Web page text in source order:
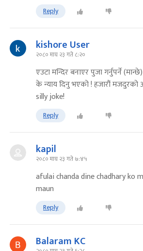
Reply
kishore User
२०८० माघ २३ गते ८:२०
एउटा मन्दिर बनाएर पुजा गर्नुपर्ने
के न्याय दिनु भएको ! हजारौं
silly joke!
Reply
kapil
२०८० माघ २३ गते ७:४५
afulai chanda dine chadhary ko
maun
Reply
Balaram KC